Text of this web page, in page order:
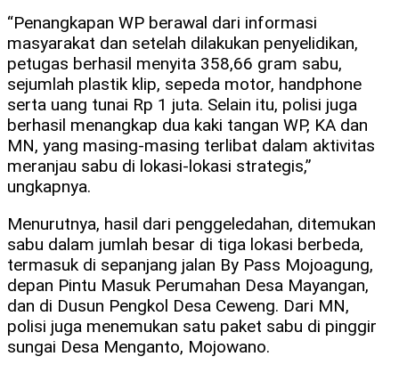
“Penangkapan WP berawal dari informasi
masyarakat dan setelah dilakukan penyelidikan,
petugas berhasil menyita 358,66 gram sabu,
sejumlah plastik klip, sepeda motor, handphone
serta uang tunai Rp 1 juta. Selain itu, polisi juga
berhasil menangkap dua kaki tangan WP, KA dan
MN, yang masing-masing terlibat dalam aktivitas
meranjau sabu di lokasi-lokasi strategis,”
ungkapnya.
Menurutnya, hasil dari penggeledahan, ditemukan
sabu dalam jumlah besar di tiga lokasi berbeda,
termasuk di sepanjang jalan By Pass Mojoagung,
depan Pintu Masuk Perumahan Desa Mayangan,
dan di Dusun Pengkol Desa Ceweng. Dari MN,
polisi juga menemukan satu paket sabu di pinggir
sungai Desa Menganto, Mojowano.